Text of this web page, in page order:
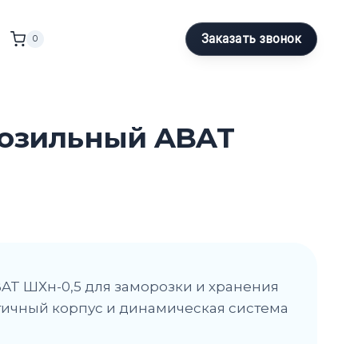
0 Заказать звонок
ABAT
ШХн-0,5 для заморозки и хранения
корпус и динамическая система